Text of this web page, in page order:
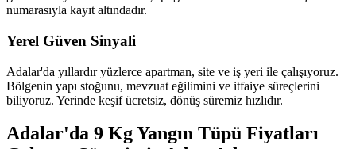
numarasıyla kayıt altındadır.
Yerel Güven Sinyali
Adalar'da yıllardır yüzlerce apartman, site ve iş yeri ile çalışıyoruz.
Bölgenin yapı stoğunu, mevzuat eğilimini ve itfaiye süreçlerini
biliyoruz. Yerinde keşif ücretsiz, dönüş süremiz hızlıdır.
Adalar'da 9 Kg Yangın Tüpü Fiyatları